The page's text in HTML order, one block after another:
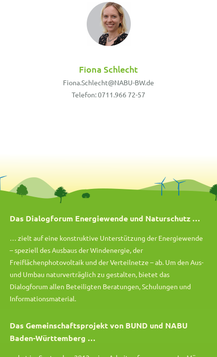
Fiona Schlecht
Fiona.Schlecht@NABU-BW.de
Telefon: 0711.966 72-57
Das Dialogforum Energiewende und Naturschutz …
… zielt auf eine konstruktive Unterstützung der Energiewende
– speziell des Ausbaus der Windenergie, der
Freiflächenphotovoltaik und der Verteilnetze – ab. Um den Aus-
und Umbau naturverträglich zu gestalten, bietet das
Dialogforum allen Beteiligten Beratungen, Schulungen und
Informationsmaterial.
Das Gemeinschaftsprojekt von BUND und NABU
Baden-Württemberg …